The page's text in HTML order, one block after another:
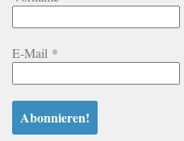
E-Mail *